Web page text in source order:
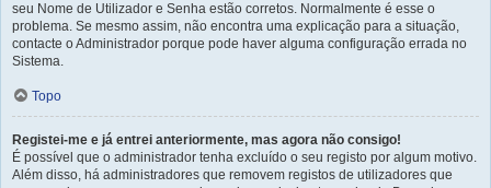
seu Nome de Utilizador e Senha estão corretos. Normalmente é esse o
problema. Se mesmo assim, não encontra uma explicação para a situação,
contacte o Administrador porque pode haver alguma configuração errada no
Sistema.
Topo
Registei-me e já entrei anteriormente, mas agora não consigo!
É possível que o administrador tenha excluído o seu registo por algum motivo.
Além disso, há administradores que removem registos de utilizadores que